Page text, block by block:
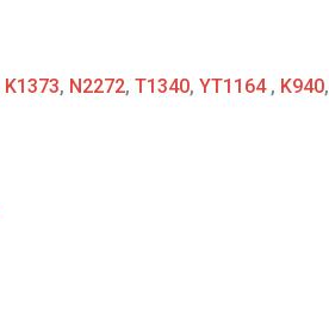
K1373, N2272, T1340, YT1164, K940,